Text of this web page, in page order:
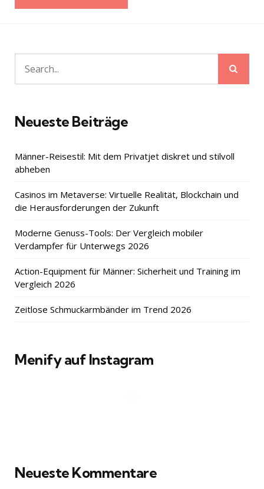
Search
for:
Neueste Beiträge
Männer-Reisestil: Mit dem Privatjet diskret und stilvoll
abheben
Casinos im Metaverse: Virtuelle Realität, Blockchain und
die Herausforderungen der Zukunft
Moderne Genuss-Tools: Der Vergleich mobiler
Verdampfer für Unterwegs 2026
Action-Equipment für Männer: Sicherheit und Training im
Vergleich 2026
Zeitlose Schmuckarmbänder im Trend 2026
Menify auf Instagram
Neueste Kommentare